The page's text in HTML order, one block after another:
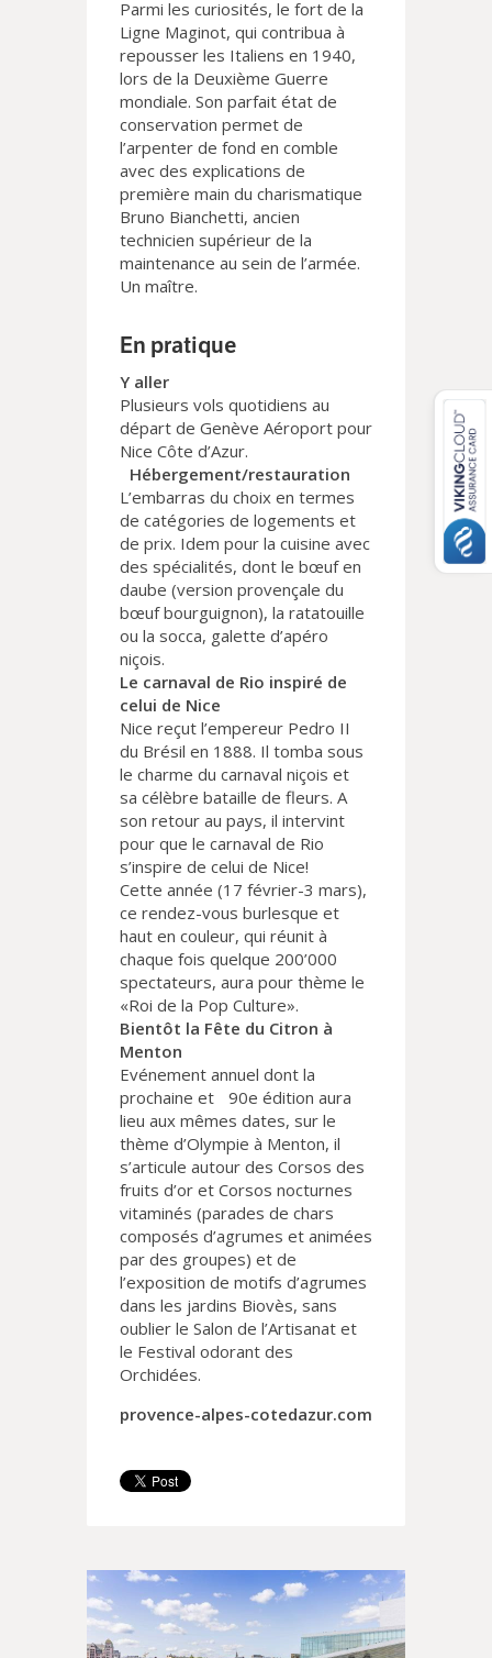
Parmi les curiosités, le fort de la
Ligne Maginot, qui contribua à
repousser les Italiens en 1940,
lors de la Deuxième Guerre
mondiale. Son parfait état de
conservation permet de
l’arpenter de fond en comble
avec des explications de
première main du charismatique
Bruno Bianchetti, ancien
technicien supérieur de la
maintenance au sein de l’armée.
Un maître.
En pratique
Y aller
Plusieurs vols quotidiens au
départ de Genève Aéroport pour
Nice Côte d’Azur.
Hébergement/restauration
L’embarras du choix en termes
de catégories de logements et
de prix. Idem pour la cuisine avec
des spécialités, dont le bœuf en
daube (version provençale du
bœuf bourguignon), la ratatouille
ou la socca, galette d’apéro
niçois.
Le carnaval de Rio inspiré de
celui de Nice
Nice reçut l’empereur Pedro II
du Brésil en 1888. Il tomba sous
le charme du carnaval niçois et
sa célèbre bataille de fleurs. A
son retour au pays, il intervint
pour que le carnaval de Rio
s’inspire de celui de Nice!
Cette année (17 février-3 mars),
ce rendez-vous burlesque et
haut en couleur, qui réunit à
chaque fois quelque 200’000
spectateurs, aura pour thème le
«Roi de la Pop Culture».
Bientôt la Fête du Citron à
Menton
Evénement annuel dont la
prochaine et 90e édition aura
lieu aux mêmes dates, sur le
thème d’Olympie à Menton, il
s’articule autour des Corsos des
fruits d’or et Corsos nocturnes
vitaminés (parades de chars
composés d’agrumes et animées
par des groupes) et de
l’exposition de motifs d’agrumes
dans les jardins Biovès, sans
oublier le Salon de l’Artisanat et
le Festival odorant des
Orchidées.
provence-alpes-cotedazur.com